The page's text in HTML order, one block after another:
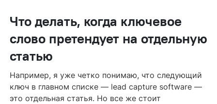
Что делать, когда ключевое
слово претендует на отдельную
статью
Например, я уже четко понимаю, что следующий
ключ в главном списке — lead capture software —
это отдельная статья. Но все же стоит